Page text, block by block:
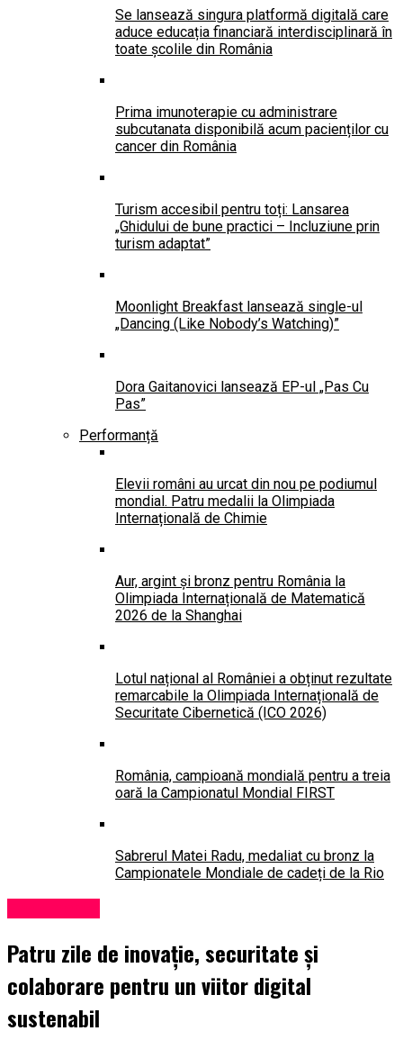
Se lansează singura platformă digitală care
aduce educația financiară interdisciplinară în
toate școlile din România
Prima imunoterapie cu administrare
subcutanata disponibilă acum pacienților cu
cancer din România
Turism accesibil pentru toți: Lansarea
„Ghidului de bune practici – Incluziune prin
turism adaptat”
Moonlight Breakfast lansează single-ul
„Dancing (Like Nobody’s Watching)”
Dora Gaitanovici lansează EP-ul „Pas Cu
Pas”
Performanță
Elevii români au urcat din nou pe podiumul
mondial. Patru medalii la Olimpiada
Internațională de Chimie
Aur, argint și bronz pentru România la
Olimpiada Internațională de Matematică
2026 de la Shanghai
Lotul național al României a obținut rezultate
remarcabile la Olimpiada Internațională de
Securitate Cibernetică (ICO 2026)
România, campioană mondială pentru a treia
oară la Campionatul Mondial FIRST
Sabrerul Matei Radu, medaliat cu bronz la
Campionatele Mondiale de cadeți de la Rio
Patru zile de inovație, securitate și
colaborare pentru un viitor digital
sustenabil